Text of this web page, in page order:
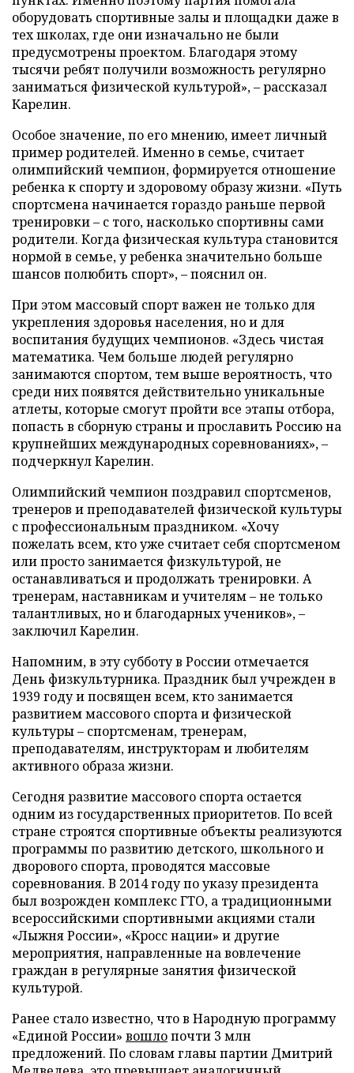
оборудовать спортивные залы и площадки даже в
тех школах, где они изначально не были
предусмотрены проектом. Благодаря этому
тысячи ребят получили возможность регулярно
заниматься физической культурой», – рассказал
Карелин.
Особое значение, по его мнению, имеет личный
пример родителей. Именно в семье, считает
олимпийский чемпион, формируется отношение
ребенка к спорту и здоровому образу жизни. «Путь
спортсмена начинается гораздо раньше первой
тренировки – с того, насколько спортивны сами
родители. Когда физическая культура становится
нормой в семье, у ребенка значительно больше
шансов полюбить спорт», – пояснил он.
При этом массовый спорт важен не только для
укрепления здоровья населения, но и для
воспитания будущих чемпионов. «Здесь чистая
математика. Чем больше людей регулярно
занимаются спортом, тем выше вероятность, что
среди них появятся действительно уникальные
атлеты, которые смогут пройти все этапы отбора,
попасть в сборную страны и прославить Россию на
крупнейших международных соревнованиях», –
подчеркнул Карелин.
Олимпийский чемпион поздравил спортсменов,
тренеров и преподавателей физической культуры
с профессиональным праздником. «Хочу
пожелать всем, кто уже считает себя спортсменом
или просто занимается физкультурой, не
останавливаться и продолжать тренировки. А
тренерам, наставникам и учителям – не только
талантливых, но и благодарных учеников», –
заключил Карелин.
Напомним, в эту субботу в России отмечается
День физкультурника. Праздник был учрежден в
1939 году и посвящен всем, кто занимается
развитием массового спорта и физической
культуры – спортсменам, тренерам,
преподавателям, инструкторам и любителям
активного образа жизни.
Сегодня развитие массового спорта остается
одним из государственных приоритетов. По всей
стране строятся спортивные объекты реализуются
программы по развитию детского, школьного и
дворового спорта, проводятся массовые
соревнования. В 2014 году по указу президента
был возрожден комплекс ГТО, а традиционными
всероссийскими спортивными акциями стали
«Лыжня России», «Кросс нации» и другие
мероприятия, направленные на вовлечение
граждан в регулярные занятия физической
культурой.
Ранее стало известно, что в Народную программу
«Единой России» вошлопочти 3 млн
предложений. По словам главы партии Дмитрий